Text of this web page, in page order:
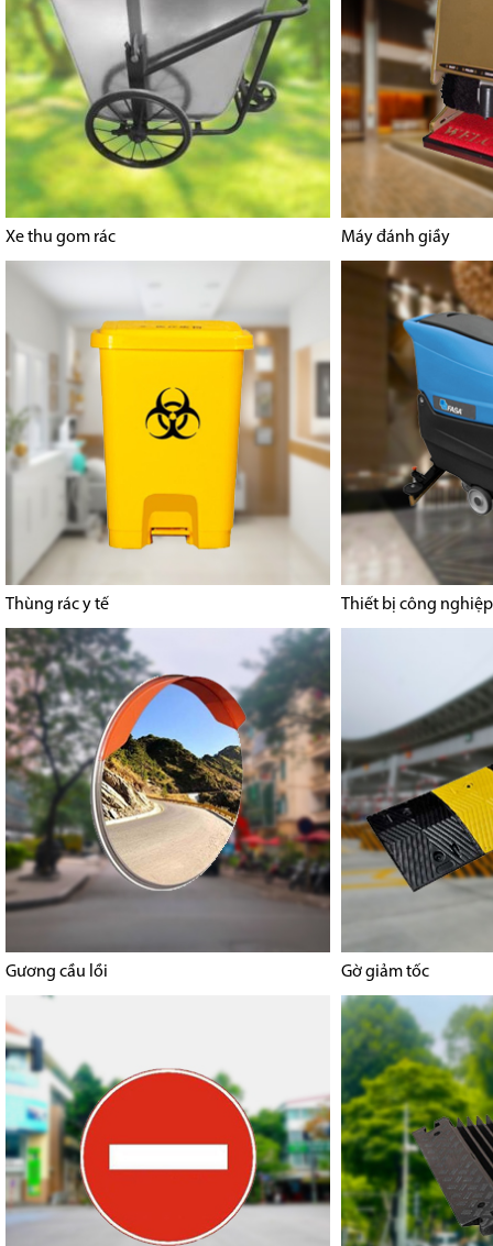
Xe thu gom rác Máy đánh giầy
Thùng rác y tế Thiết bị công nghiệp
Gương cầu lồi Gờ giảm tốc